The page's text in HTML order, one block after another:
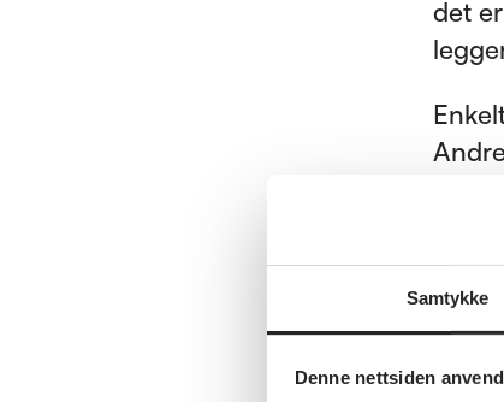
Samtykke
Denne nettsiden
det
man